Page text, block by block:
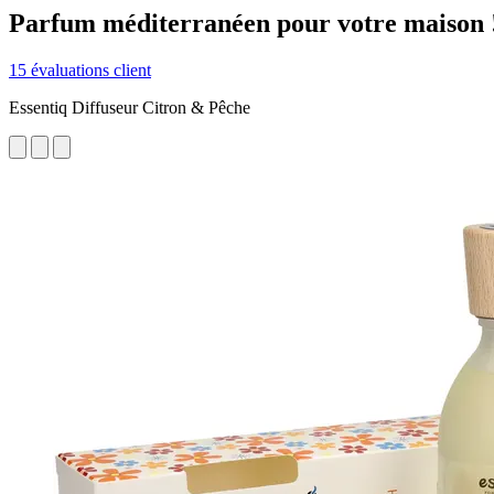
Parfum méditerranéen pour votre maison
15 évaluations client
Essentiq Diffuseur Citron & Pêche